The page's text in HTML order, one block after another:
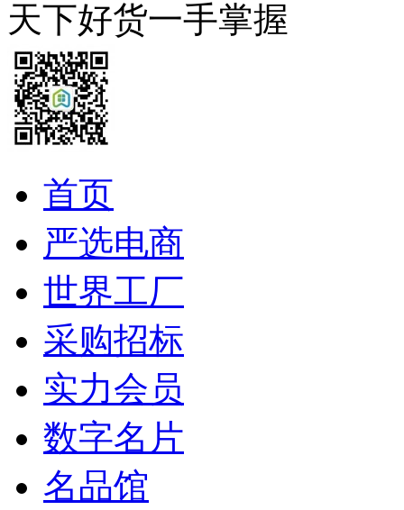
天下好货一手掌握
首页
严选电商
世界工厂
采购招标
实力会员
数字名片
名品馆